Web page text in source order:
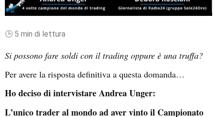
🕒 5 min di lettura
Si possono fare soldi con il trading oppure è una truffa?
Per avere la risposta definitiva a questa domanda…
Ho deciso di intervistare Andrea Unger:
L’unico trader al mondo ad aver vinto il Campionato